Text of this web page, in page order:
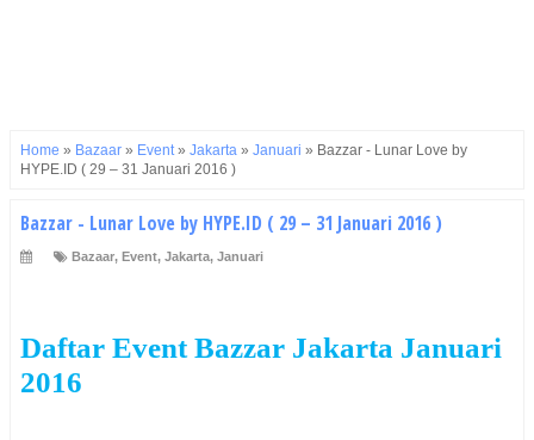
Home » Bazaar » Event» Jakarta » Januari » Bazzar - Lunar Love by
HYPE.ID ( 29 – 31 Januari 2016 )
Bazzar - Lunar Love by HYPE.ID ( 29 – 31 Januari 2016 )
Bazaar, Event, Jakarta, Januari
Daftar EventBazzar Jakarta Januari
2016